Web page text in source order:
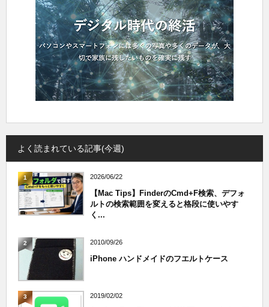
よく読まれている記事(今週)
1 2026/06/22
【Mac Tips】FinderのCmd+F検索、デフォ
ルトの検索範囲を変えると格段に使いやす
く...
2 2010/09/26
iPhone ハンドメイドのフエルトケース
3 2019/02/02